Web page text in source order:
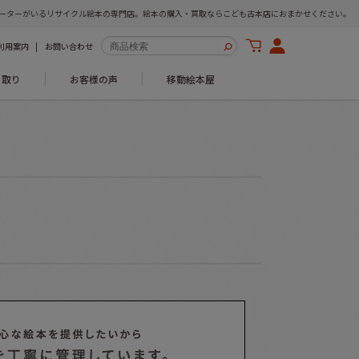
ターがいるリサイクル絵本の専門店。絵本の購入・買取ならこども古本店におまかせください。
用案内 お問い合わせ
り お客様の声 移動絵本屋